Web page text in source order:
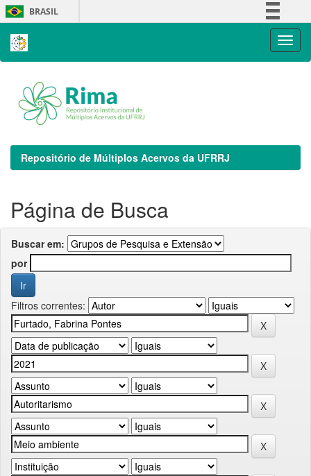
Skip
navigation
BRASIL
Repositório de Múltiplos Acervos da UFRRJ
Página de Busca
Buscar em:
por
Filtros correntes: